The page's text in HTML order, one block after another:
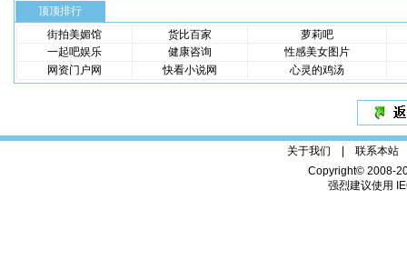
顶顶排行
街拍美媚馆
货比百家
萝莉吧
一起吧娱乐
健康咨询
性感美女图片
网资门户网
快看小说网 心灵的鸡汤
关于我们 | 联系本站
Copyright© 2008-
强烈建议使用